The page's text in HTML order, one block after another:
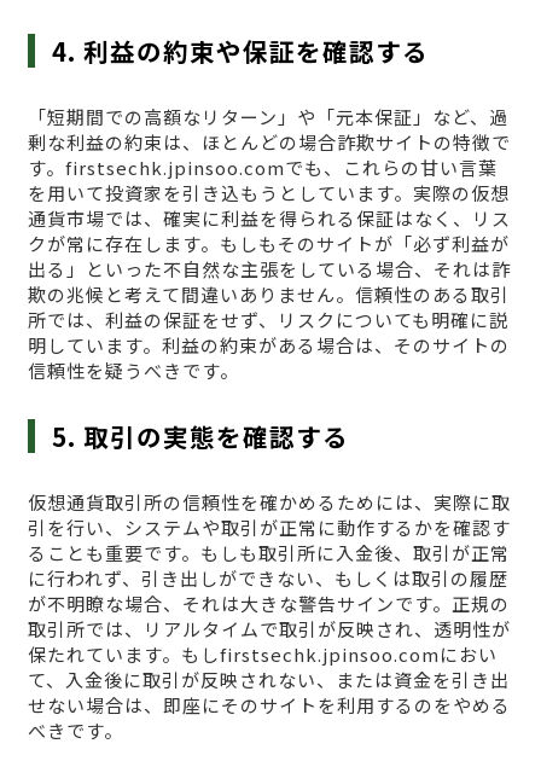
4. 利益の約束や保証を確認する
「短期間での高額なリターン」や「元本保証」など、過
剰な利益の約束は、ほとんどの場合詐欺サイトの特徴で
す。firstsechk.jpinsoo.comでも、これらの甘い言葉
を用いて投資家を引き込もうとしています。実際の仮想
通貨市場では、確実に利益を得られる保証はなく、リス
クが常に存在します。もしもそのサイトが「必ず利益が
出る」といった不自然な主張をしている場合、それは詐
欺の兆候と考えて間違いありません。信頼性のある取引
所では、利益の保証をせず、リスクについても明確に説
明しています。利益の約束がある場合は、そのサイトの
信頼性を疑うべきです。
5. 取引の実態を確認する
仮想通貨取引所の信頼性を確かめるためには、実際に取
引を行い、システムや取引が正常に動作するかを確認す
ることも重要です。もしも取引所に入金後、取引が正常
に行われず、引き出しができない、もしくは取引の履歴
が不明瞭な場合、それは大きな警告サインです。正規の
取引所では、リアルタイムで取引が反映され、透明性が
保たれています。もしfirstsechk.jpinsoo.comにおい
て、入金後に取引が反映されない、または資金を引き出
せない場合は、即座にそのサイトを利用するのをやめる
べきです。